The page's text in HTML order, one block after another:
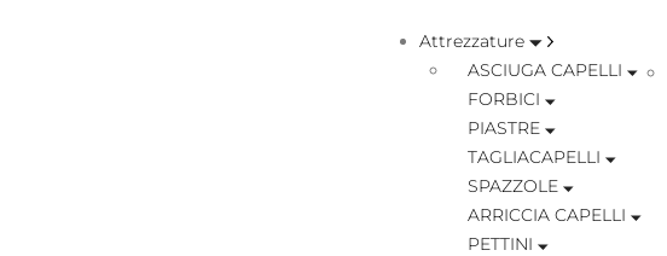
Attrezzature
ASCIUGA CAPELLI
FORBICI
PIASTRE
TAGLIACAPELLI
SPAZZOLE
ARRICCIA CAPELLI
PETTINI